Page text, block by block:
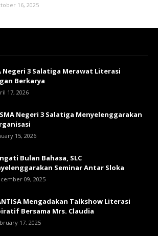
16, 2025
Negeri 3 Salatiga Merawat Literasi
Berkarya
17, 2026
SMA Negeri 3 Salatiga Menyelenggarakan
15, 2026
Bulan Bahasa, SLC
Seminar Antar Sloka
09, 2025
Mengadakan Talkshow Literasi
Bersama Mrs. Claudia
17, 2025